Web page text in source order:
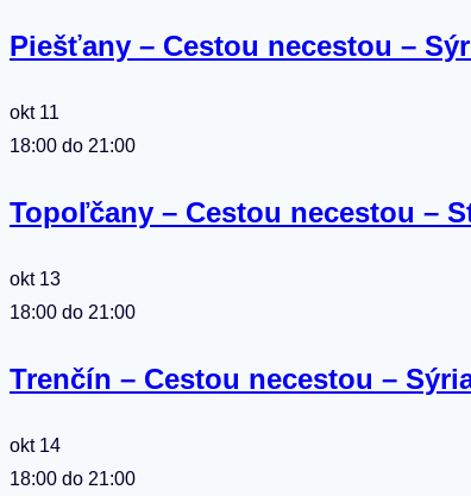
Piešťany – Cestou necestou –
okt 11
18:00 do 21:00
Topoľčany – Cestou necestou –
okt 13
18:00 do 21:00
Trenčín – Cestou necestou –
okt 14
18:00 do 21:00